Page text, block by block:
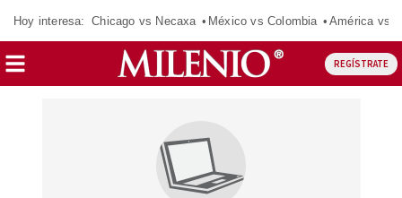
Hoy interesa: Chicago vs Necaxa México vs Colombia América vs
REGÍSTRATE